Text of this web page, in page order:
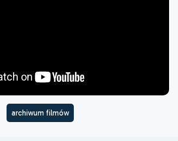
archiwum filmów